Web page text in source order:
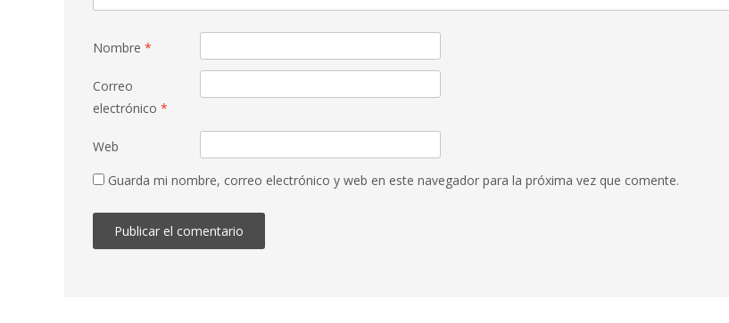
Nombre *
Correo
electrónico *
Web
Guarda mi nombre, correo electrónico y web en este navegador para la próxima vez que comente.